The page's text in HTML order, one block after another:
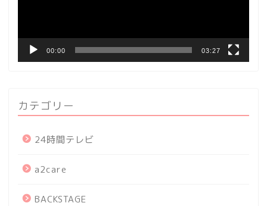
00:00 03:27
カテゴリー
24時間テレビ
a2care
BACKSTAGE